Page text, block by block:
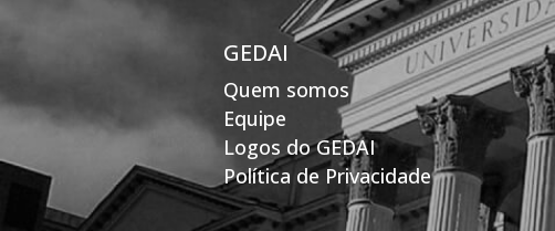
GEDAI
Quem somos
Equipe
Logos do GEDAI
Política de Privacidade